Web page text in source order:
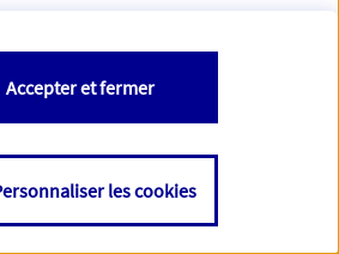
de les refuser comme de
en allant sur
decookiesles cookies
Accepter et fermer